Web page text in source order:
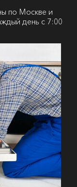
по Москве и
день с 7:00